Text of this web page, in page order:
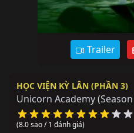
Trailer
HỌC VIỆN KỲ LÂN (PHẦN 3)
Unicorn Academy
(8.0 sao / 1 đánh giá)